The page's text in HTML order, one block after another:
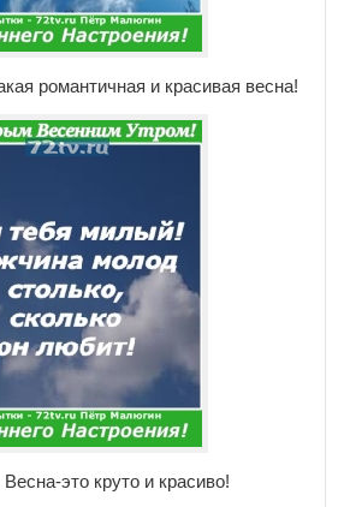
романтичная и красивая весна!
это круто и красиво!